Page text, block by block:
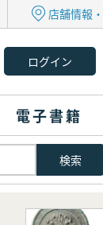
店舗情報
電子書籍